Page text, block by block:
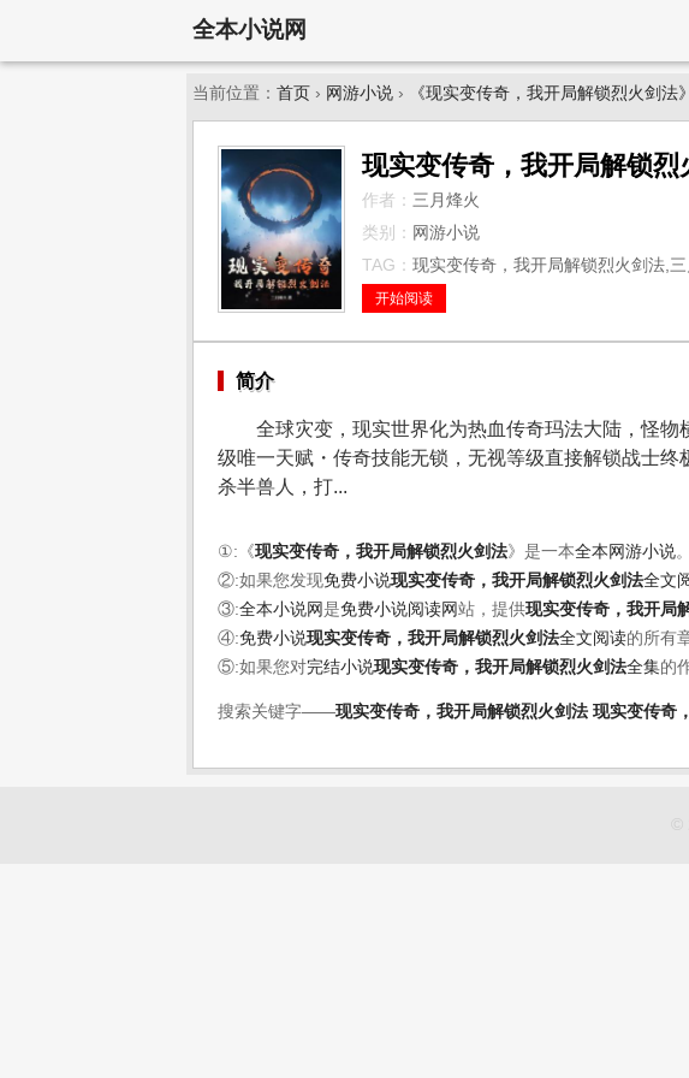
全本小说网
当前位置： 首页 › 网游小说 › 《现实变传奇，我开局解锁烈火剑法》
现实变传奇，我开局解锁烈
作者： 三月烽火
类别： 网游小说
TAG： 现实变传奇，我开局解锁烈火剑法,
开始阅读
简介
全球灾变，现实世界化为热血传奇玛法大陆，怪
级唯一天赋・传奇技能无锁，无视等级直接解锁战
杀半兽人，打...
①:《现实变传奇，我开局解锁烈火剑法》是一本全本网游小说
②:如果您发现免费小说现实变传奇，我开局解锁烈火剑法全文
③:全本小说网是免费小说阅读网站，提供现实变传奇，我开局
④:免费小说现实变传奇，我开局解锁烈火剑法全文阅读的所有
⑤:如果您对完结小说现实变传奇，我开局解锁烈火剑法全集的
搜索关键字——现实变传奇，我开局解锁烈火剑法 现实变传奇